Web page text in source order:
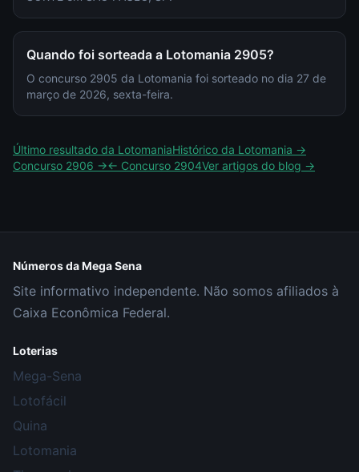
Quando foi sorteada a Lotomania 2905?
O concurso 2905 da Lotomania foi sorteado no dia 27 de
março de 2026, sexta-feira.
Último resultado da LotomaniaHistórico da Lotomania →
Concurso 2906 →← Concurso 2904Ver artigos do blog →
Números da Mega Sena
Site informativo independente. Não somos afiliados à
Caixa Econômica Federal.
Loterias
Mega-Sena
Lotofácil
Quina
Lotomania